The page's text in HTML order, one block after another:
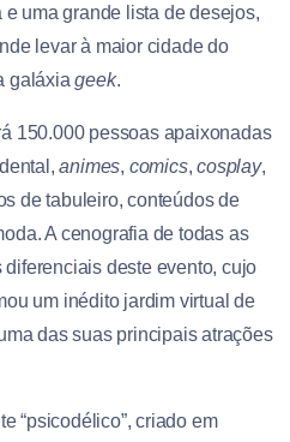
uma grande lista de desejos,
levar à maior cidade do
galáxiageek.
150.000 pessoas apaixonadas
animes, comics,cosplay,
de tabuleiro, conteúdos de
A cenografia de todas as
deste evento, cujo
um inédito jardim virtual de
das suas principais atrações
“psicodélico”, criado em